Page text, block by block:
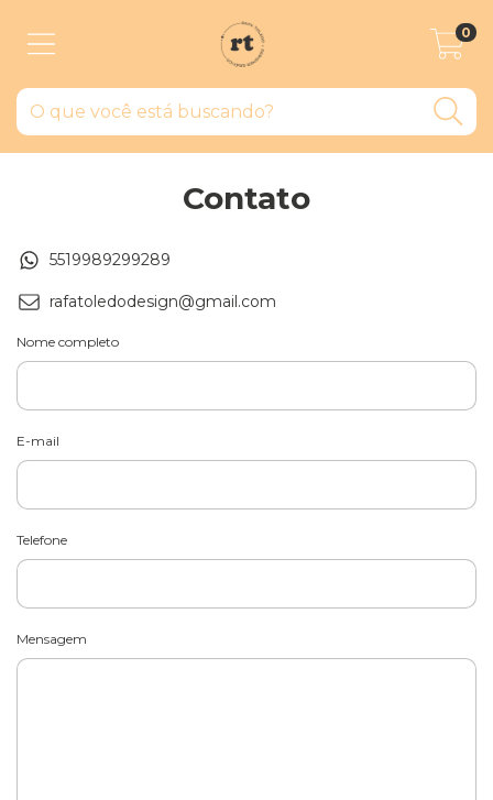
0
Contato
5519989299289
rafatoledodesign@gmail.com
Nome completo
E-mail
Telefone
Mensagem